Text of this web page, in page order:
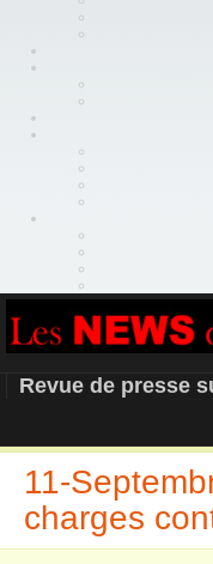
Revue de presse
11-
charges